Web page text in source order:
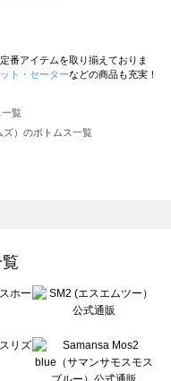
番アイテムを取り揃えておりま
ト・セーターなどの商品も充実！
一覧
ズ）のボトムス一覧
モスモス）のボトムス一覧
ボトムス一覧
ス一覧
覧